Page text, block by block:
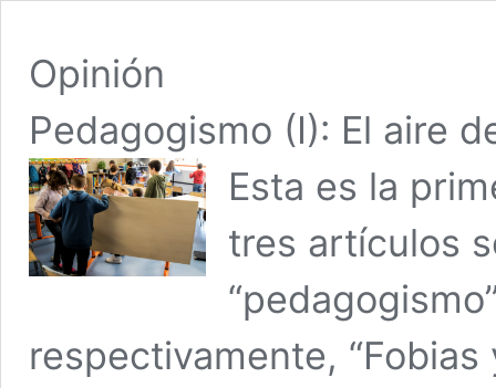
Opinión
Pedagogismo (I): El aire
Esta es la
tres artículos
respectivamente,